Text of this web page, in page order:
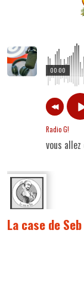
00:00
Radio G!
vous
La case de